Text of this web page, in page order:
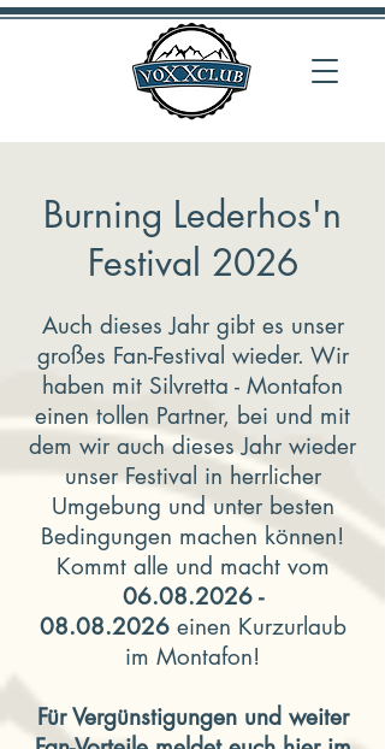
Burning Lederhos'n
Festival 2026
Auch dieses Jahr gibt es unser
großes Fan-Festival wieder. Wir
haben mit Silvretta - Montafon
einen tollen Partner, bei und mit
dem wir auch dieses Jahr wieder
unser Festival in herrlicher
Umgebung und unter besten
Bedingungen machen können!
Kommt alle und macht vom
06.08.2026 -
08.08.2026 einen Kurzurlaub
im Montafon!
Für Vergünstigungen und weiter